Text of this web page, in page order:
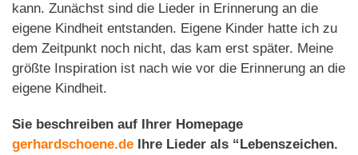
kann. Zunächst sind die Lieder in Erinnerung an die
eigene Kindheit entstanden. Eigene Kinder hatte ich zu
dem Zeitpunkt noch nicht, das kam erst später. Meine
größte Inspiration ist nach wie vor die Erinnerung an die
eigene Kindheit.
Sie beschreiben auf Ihrer Homepage
gerhardschoene.de Ihre Lieder als “Lebenszeichen.